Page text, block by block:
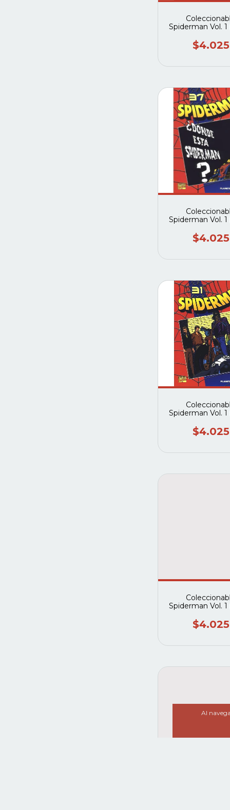
Al
Spiderman Vol.
deagostini)
$4.025
Spiderman Vol.
deagostini)
$4.025
Spiderman Vol.
deagostini)
$4.025
Spiderman Vol.
deagostini)
$4.025